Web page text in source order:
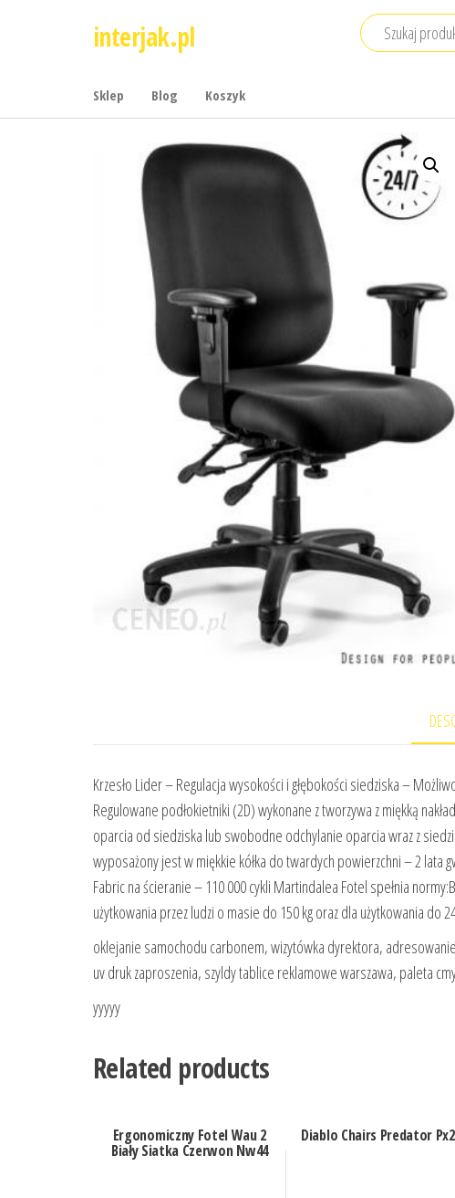
interjak.pl
Sklep Blog Koszyk
Krzesło Lider – Regulacja wysokości i głębokości siedziska –
Regulowane podłokietniki (2D) wykonane z tworzywa z miękką
oparcia od siedziska lub swobodne odchylanie oparcia wraz z
wyposażony jest w miękkie kółka do twardych powierzchni – 2 lata
Fabric na ścieranie – 110 000 cykli Martindalea Fotel spełnia
użytkowania przez ludzi o masie do 150 kg oraz dla użytkowania do
oklejanie samochodu carbonem, wizytówka dyrektora,
uv druk zaproszenia, szyldy tablice reklamowe warszawa, paleta
yyyyy
Related products
Ergonomiczny Fotel Wau 2
Biały Siatka Czerwon Nw44
Diablo Chairs Predator Px2